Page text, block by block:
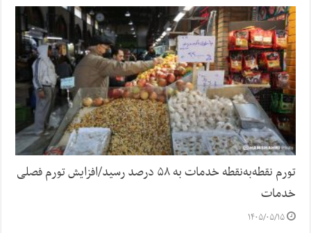
تورم نقطه‌به‌نقطه خدمات به ۵۸ درصد رسید/افزایش تورم فصلی
خدمات
۱۴۰۵/۰۵/۱۵